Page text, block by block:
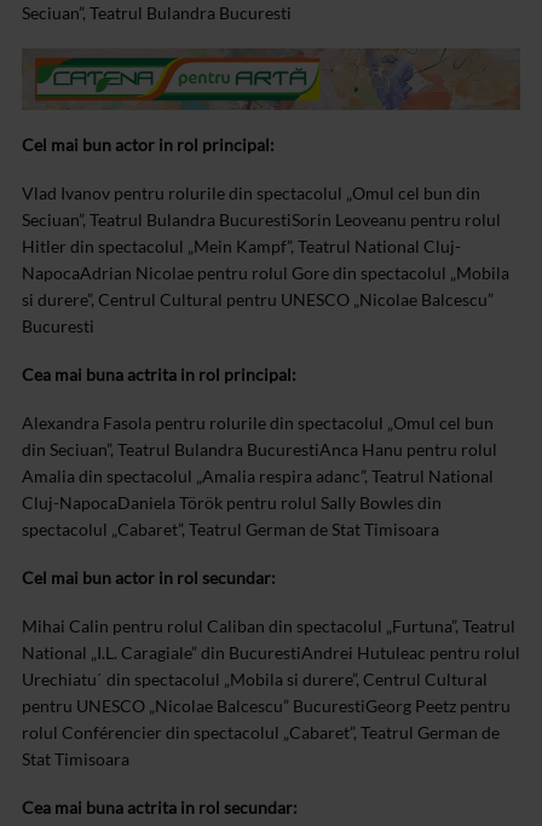
Seciuan”, Teatrul Bulandra Bucuresti
Cel mai bun actor in rol principal:
Vlad Ivanov pentru rolurile din spectacolul „Omul cel bun din
Seciuan”, Teatrul Bulandra BucurestiSorin Leoveanu pentru rolul
Hitler din spectacolul „Mein Kampf”, Teatrul National Cluj-
NapocaAdrian Nicolae pentru rolul Gore din spectacolul „Mobila
si durere”, Centrul Cultural pentru UNESCO „Nicolae Balcescu”
Bucuresti
Cea mai buna actrita in rol principal:
Alexandra Fasola pentru rolurile din spectacolul „Omul cel bun
din Seciuan”, Teatrul Bulandra BucurestiAnca Hanu pentru rolul
Amalia din spectacolul „Amalia respira adanc”, Teatrul National
Cluj-NapocaDaniela Török pentru rolul Sally Bowles din
spectacolul „Cabaret”, Teatrul German de Stat Timisoara
Cel mai bun actor in rol secundar:
Mihai Calin pentru rolul Caliban din spectacolul „Furtuna”, Teatrul
National „I.L. Caragiale” din BucurestiAndrei Hutuleac pentru rolul
Urechiatu΄ din spectacolul „Mobila si durere”, Centrul Cultural
pentru UNESCO „Nicolae Balcescu” BucurestiGeorg Peetz pentru
rolul Conférencier din spectacolul „Cabaret”, Teatrul German de
Stat Timisoara
Cea mai buna actrita in rol secundar: